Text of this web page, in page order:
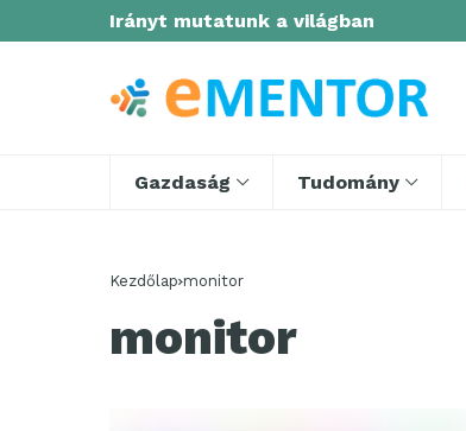
Irányt mutatunk a világban
Gazdaság Tudomány
Kezdőlap monitor
monitor